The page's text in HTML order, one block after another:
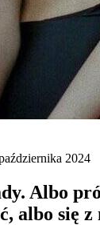
2024
Albo
albo się